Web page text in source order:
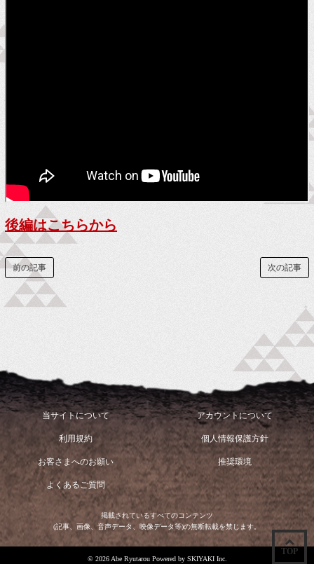
TOP
後編はこちらから
次の記事
前の記事
当サイトについて アカウントについて
利用規約 個人情報保護方針
お客さまへのお願い 推奨環境
よくあるご質問
掲載されているすべてのコンテンツ
(記事、画像、音声データ、映像データ等)の無断転載を禁じます。
© 2026 Abe Ryutarou Powered by SKIYAKI Inc.